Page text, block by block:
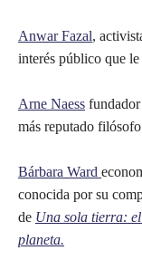
Anwar Fazal,
interés público que
Arne Naess fundador
más reputado
Bárbara Ward
conocida por su
de Una sola tierra:
planeta.